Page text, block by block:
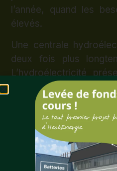
l’année, quand les
élevés.
Une centrale
deux fois plus
L’hydroélectricité
CO2 de toutes les
production
généralement pas
Il va de soit que
environnementaux
turbines